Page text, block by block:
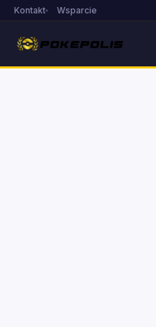
Kontakt Wsparcie